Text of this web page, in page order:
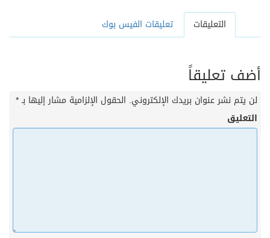
التعليقات تعليقات الفيس بوك
أضف تعليقاً
لن يتم نشر عنوان بريدك الإلكتروني. الحقول الإلزامية مشار إليها بـ*
التعليق